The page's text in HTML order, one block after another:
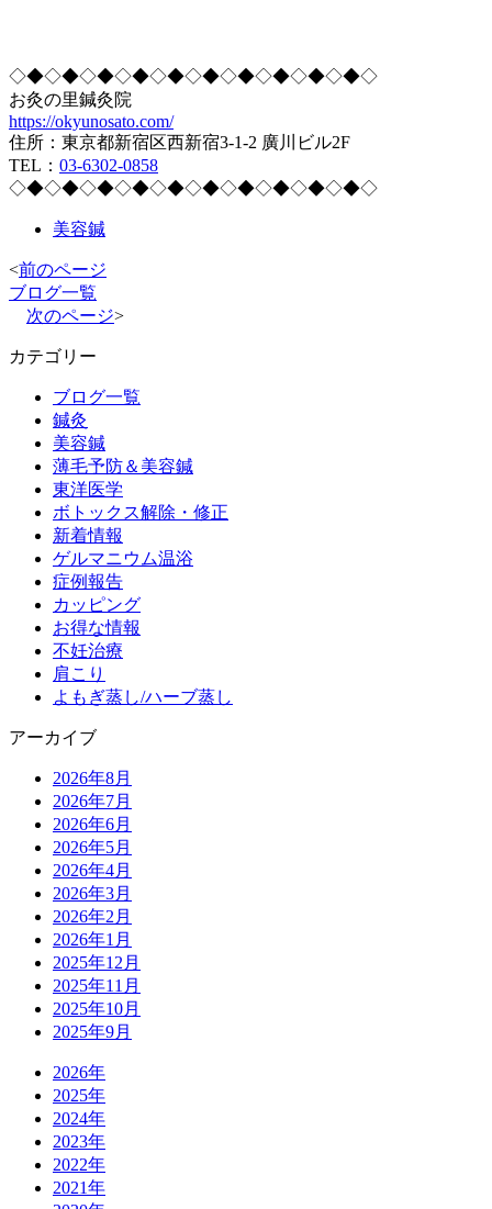
◇◆◇◆◇◆◇◆◇◆◇◆◇◆◇◆◇◆◇◆◇
お灸の里鍼灸院
https://okyunosato.com/
住所：東京都新宿区西新宿3-1-2 廣川ビル2F
TEL： 03-6302-0858
◇◆◇◆◇◆◇◆◇◆◇◆◇◆◇◆◇◆◇◆◇
美容鍼
<前のページ
ブログ一覧
次のページ>
カテゴリー
ブログ一覧
鍼灸
美容鍼
薄毛予防＆美容鍼
東洋医学
ボトックス解除・修正
新着情報
ゲルマニウム温浴
症例報告
カッピング
お得な情報
不妊治療
肩こり
よもぎ蒸し/ハーブ蒸し
アーカイブ
2026年8月
2026年7月
2026年6月
2026年5月
2026年4月
2026年3月
2026年2月
2026年1月
2025年12月
2025年11月
2025年10月
2025年9月
2026年
2025年
2024年
2023年
2022年
2021年